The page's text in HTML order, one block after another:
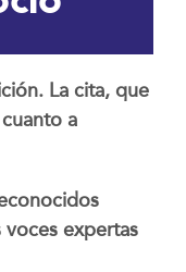
La cita, que
a
voces expertas